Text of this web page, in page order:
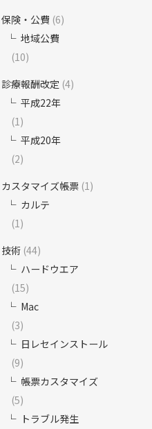
保険・公費 (6)
地域公費
(10)
診療報酬改定 (4)
平成22年
(1)
平成20年
(2)
カスタマイズ帳票 (1)
カルテ
(1)
技術 (44)
ハードウエア
(15)
Mac
(3)
日レセインストール
(9)
帳票カスタマイズ
(5)
トラブル発生